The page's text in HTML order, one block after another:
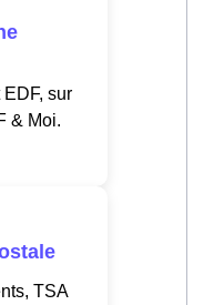
sur
& Moi.
TSA